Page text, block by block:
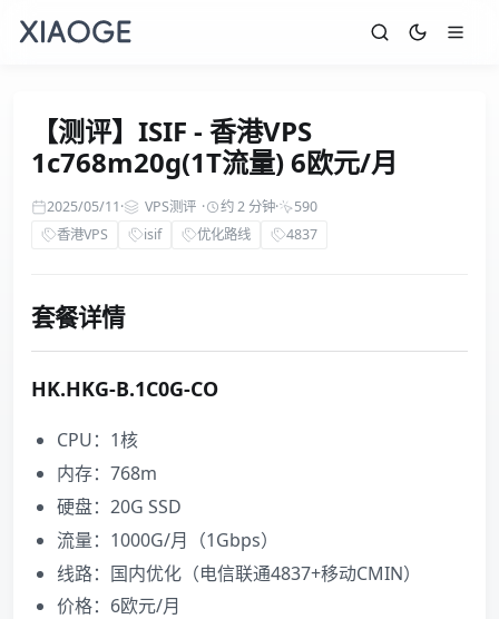
【测评】ISIF - 香港VPS
1c768m20g(1T流量) 6欧元/月
2025/05/11· VPS测评 · 约 2 分钟·
590
香港VPS
isif 优化路线 4837
套餐详情
HK.HKG-B.1C0G-CO
CPU：1核
内存：768m
硬盘：20G SSD
流量：1000G/月（1Gbps）
线路：国内优化（电信联通4837+移动CMIN）
价格：6欧元/月